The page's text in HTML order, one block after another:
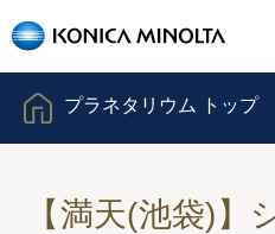
プラネタリウム トップ
【満天(池袋)】